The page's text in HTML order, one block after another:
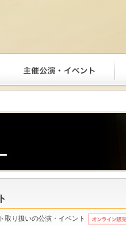
取り扱いの公演・イベント